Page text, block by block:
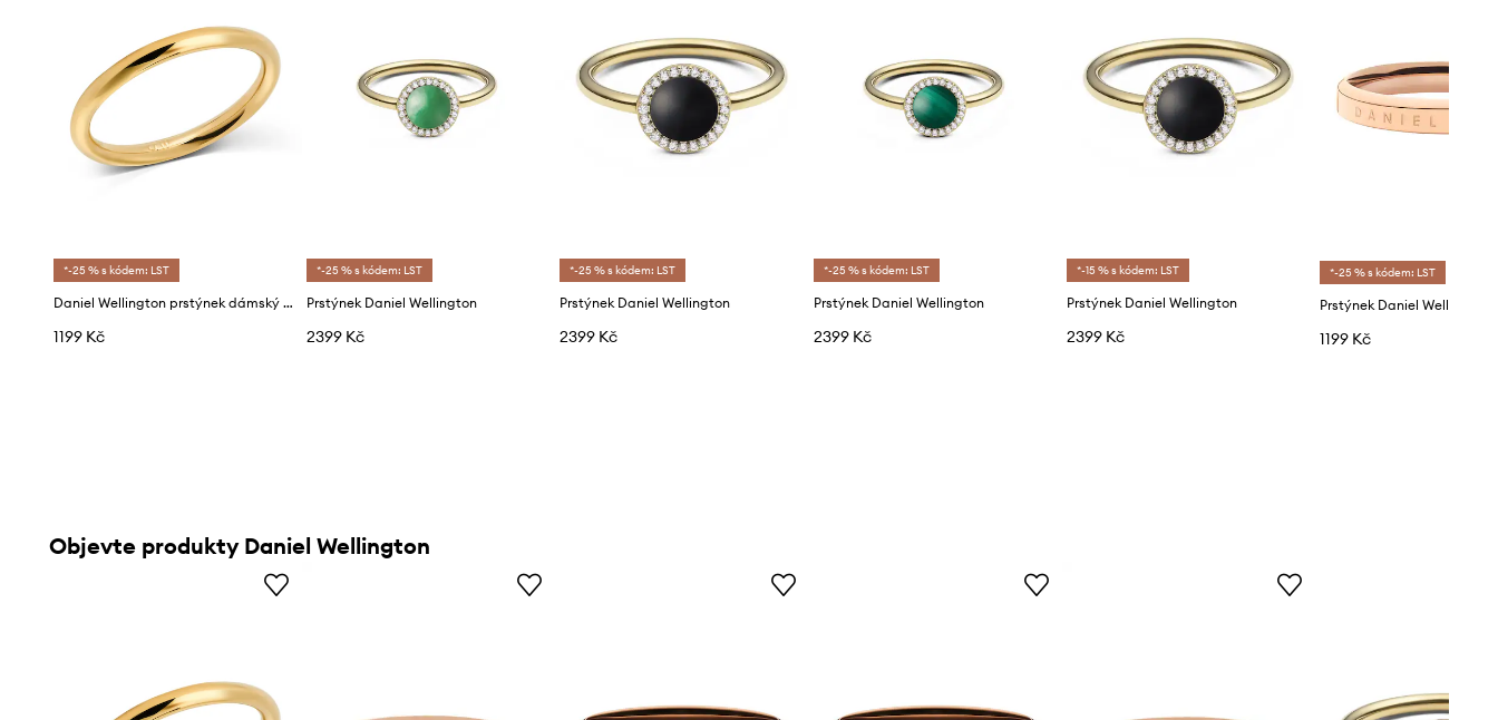
ID produktu
*-25 % s kódem: LST
Daniel Wellington prstýnek dámský z nerezové oceli
1199 Kč
*-25 % s kódem: LST
Prstýnek Daniel Wellington
2399 Kč
*-25 % s kódem: LST
Prstýnek Daniel Wellington
2399 Kč
*-25 % s kódem: LST
Prstýnek Daniel Wellington
2399 Kč
*-15 % s kódem: LST
Prstýnek Daniel Wellington
2399 Kč
*-25 % s kódem: LST
1199 Kč
Objevte produkty Daniel Wellington